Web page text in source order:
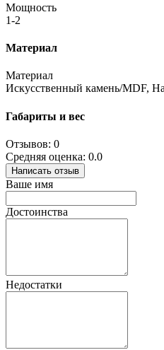
Мощность
1-2
Материал
Материал
Искусственный камень/MDF,
Габариты и вес
Отзывов: 0
Средняя оценка: 0.0
Написать отзыв
Ваше имя
Достоинства
Недостатки